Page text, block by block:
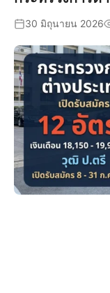
30 มิถุนายน 2026